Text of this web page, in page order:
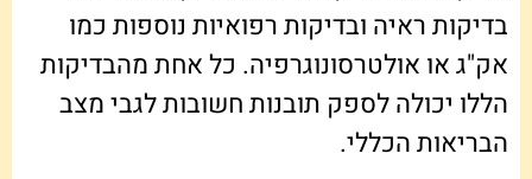
בדיקות ראיה ובדיקות רפואיות נוספות כמו
אק"ג או אולטרסונוגרפיה. כל אחת מהבדיקות
הללו יכולה לספק תובנות חשובות לגבי מצב
הבריאות הכללי.